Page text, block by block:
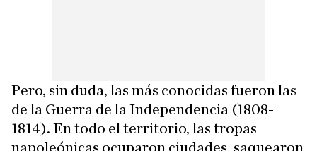
Pero, sin duda, las más conocidas fueron las
de la Guerra de la Independencia (1808-
1814). En todo el territorio, las tropas
napoleónicas ocuparon ciudades, saquearon